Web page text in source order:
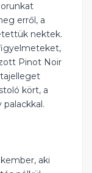
erről, a
nektek.
Pinot Noir
kört, a
aki